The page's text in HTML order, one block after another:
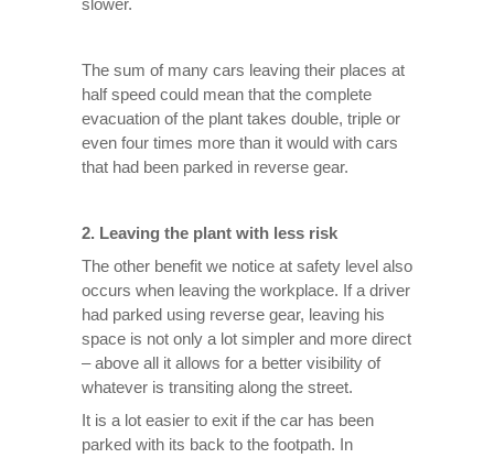
slower.
The sum of many cars leaving their places at
half speed could mean that the complete
evacuation of the plant takes double, triple or
even four times more than it would with cars
that had been parked in reverse gear.
2. Leaving the plant with less risk
The other benefit we notice at safety level also
occurs when leaving the workplace. If a driver
had parked using reverse gear, leaving his
space is not only a lot simpler and more direct
– above all it allows for a better visibility of
whatever is transiting along the street.
It is a lot easier to exit if the car has been
parked with its back to the footpath. In